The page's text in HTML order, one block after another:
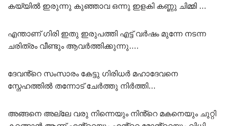
കയ്യിൽ ഇരുന്നു കുഞ്ഞാവ ഒന്നു ഇളകി കണ്ണു ചിമ്മി …
എന്താണ് ഗിരി ഇതു ഇരുപത്തി എട്ട് വർഷം മുന്നേ നടന്ന
ചരിത്രം വീണ്ടും ആവർത്തിക്കുന്നു….
ദേവൻ്റെ സംസാരം കേട്ടു ഗിരിധർ മഹാദേവനെ
സ്നേഹത്തിൽ തന്നോട് ചേർത്തു നിർത്തി…
അങ്ങനെ അല്ലേ വരു നിന്നെയും നിൻ്റെ മകനെയും ചുറ്റി